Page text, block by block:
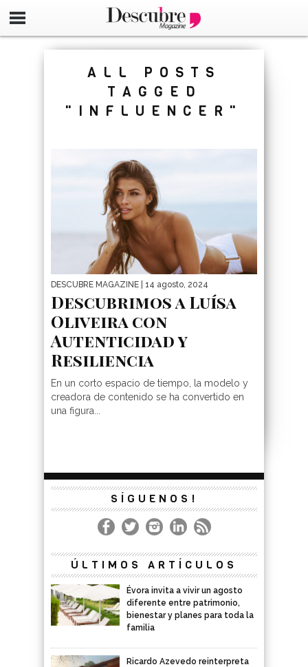
google-site-
ALL POSTS
TAGGED
"INFLUENCER"
DESCUBRE MAGAZINE | 14 agosto, 2024
Descubrimos a Luísa
Oliveira con
Autenticidad y
Resiliencia
En un corto espacio de tiempo, la modelo y
creadora de contenido se ha convertido en
una figura...
SÍGUENOS!
ÚLTIMOS ARTÍCULOS
Évora invita a vivir un agosto
diferente entre patrimonio,
bienestar y planes para toda la
familia
Ricardo Azevedo reinterpreta